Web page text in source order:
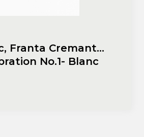
Franta Cremant
No.1- Blanc